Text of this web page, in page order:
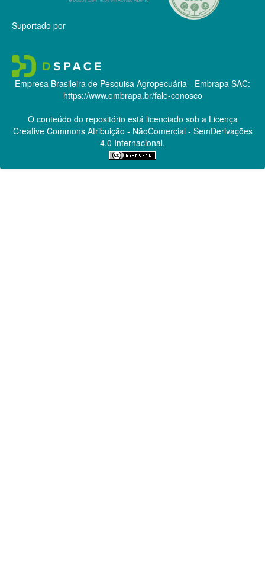
Suportado por
Empresa Brasileira de Pesquisa Agropecuária - Embrapa SAC:
https://www.embrapa.br/fale-conosco
O conteúdo do repositório está licenciado sob a Licença
Creative CommonsAtribuição - NãoComercial - SemDerivações
4.0 Internacional.